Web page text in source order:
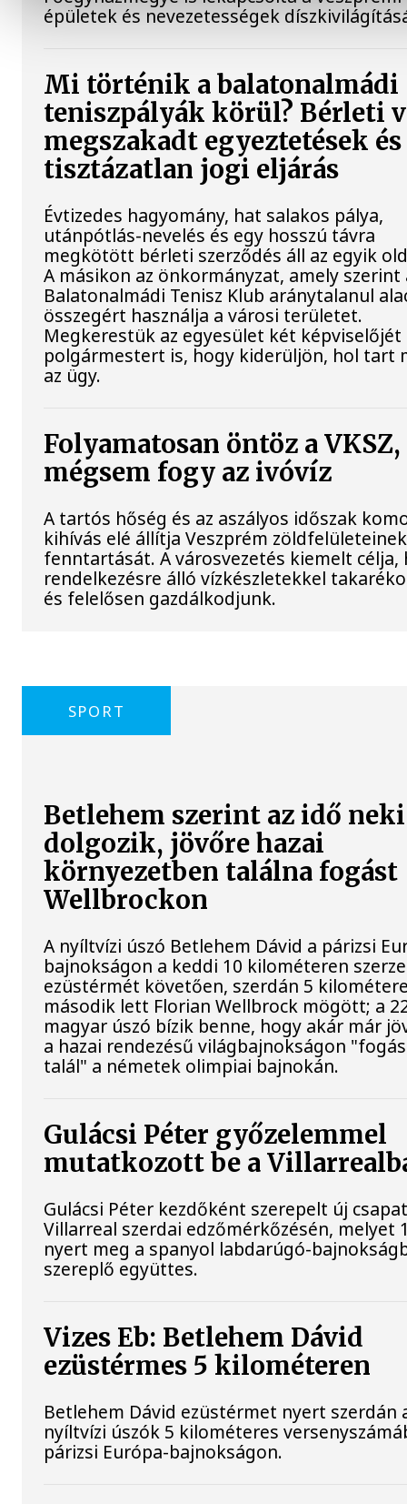
épületek és nevezetességek
Mi történik a balatonalmádi
teniszpályák körül? Bérleti
megszakadt egyeztetések
tisztázatlan jogi eljárás
Évtizedes hagyomány, hat salakos pálya,
utánpótlás-nevelés és egy hosszú távra
megkötött bérleti szerződés áll az egyik
A másikon az önkormányzat, amely szerint
Balatonalmádi Tenisz Klub aránytalanul
összegért használja a városi területet.
Megkerestük az egyesület két képviselőjét
polgármestert is, hogy kiderüljön, hol tart
az ügy.
Folyamatosan öntöz a VKSZ,
mégsem fogy az ivóvíz
A tartós hőség és az aszályos időszak
kihívás elé állítja Veszprém zöldfelületeinek
fenntartását. A városvezetés kiemelt célja,
rendelkezésre álló vízkészletekkel
és felelősen gazdálkodjunk.
SPORT
Betlehem szerint az idő neki
dolgozik, jövőre hazai
környezetben találna fogást
Wellbrockon
A nyíltvízi úszó Betlehem Dávid a párizsi
bajnokságon a keddi 10 kilométeren
ezüstérmét követően, szerdán 5
második lett Florian Wellbrock mögött; a
magyar úszó bízik benne, hogy akár már
a hazai rendezésű világbajnokságon
talál" a németek olimpiai bajnokán.
Gulácsi Péter győzelemmel
mutatkozott be a
Gulácsi Péter kezdőként szerepelt új
Villarreal szerdai edzőmérkőzésén, melyet
nyert meg a spanyol labdarúgó-
szereplő együttes.
Vizes Eb: Betlehem Dávid
ezüstérmes 5 kilométeren
Betlehem Dávid ezüstérmet nyert szerdán
nyíltvízi úszók 5 kilométeres
párizsi Európa-bajnokságon.